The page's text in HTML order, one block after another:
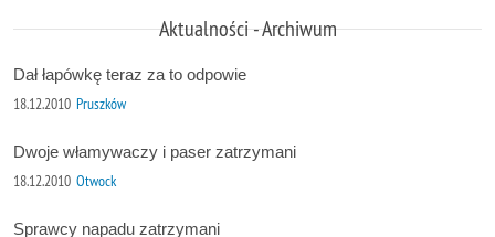
Aktualności - Archiwum
Dał łapówkę teraz za to odpowie
18.12.2010 Pruszków
Dwoje włamywaczy i paser zatrzymani
18.12.2010 Otwock
Sprawcy napadu zatrzymani